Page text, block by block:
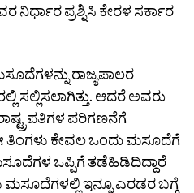
ನಿರ್ಧಾರ ಪ್ರಶ್ನಿಸಿ ಕೇರಳ ಸರ್ಕಾರ
ರಾಜ್ಯಪಾಲರ
ಸಲ್ಲಿಸಲಾಗಿತ್ತು. ಆದರೆ ಅವರು
ಪರಿಗಣನೆಗೆ
ತಿಂಗಳು ಕೇವಲ ಒಂದು ಮಸೂದೆಗೆ
ಮಸೂದೆಗಳ ಒಪ್ಪಿಗೆ ತಡೆಹಿಡಿದಿದ್ದಾರೆ
ಮಸೂದೆಗಳಲ್ಲಿ ಇನ್ನೂ ಎರಡರ ಬಗ್ಗೆ